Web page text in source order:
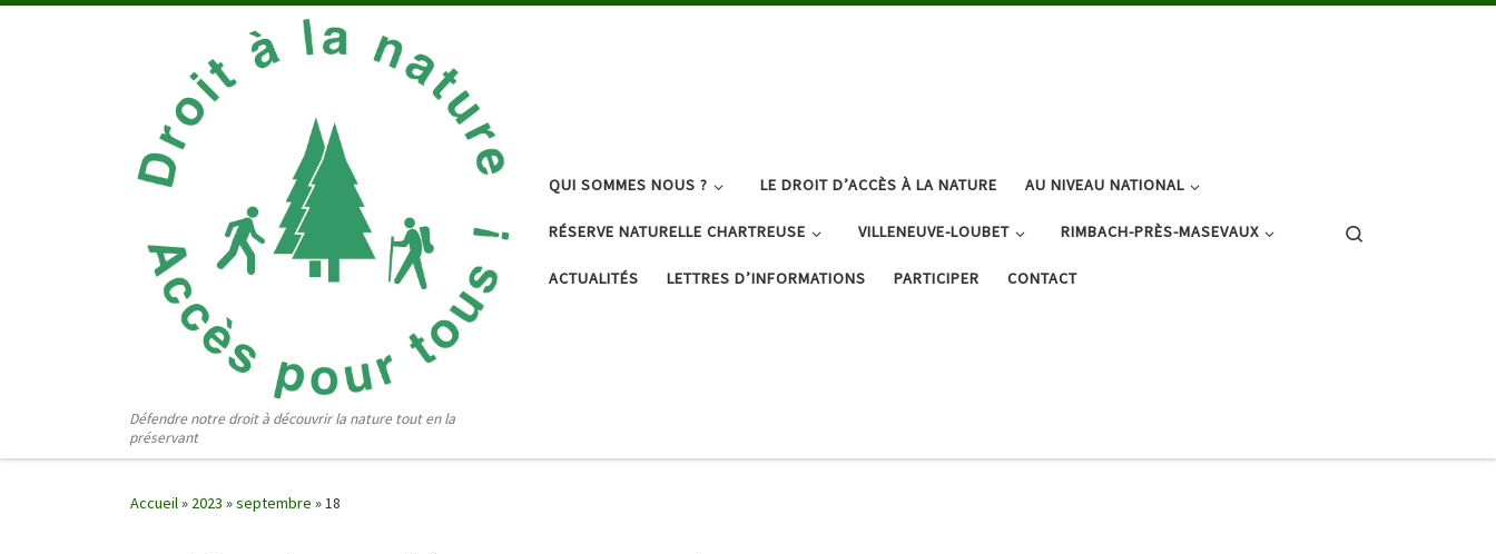
Défendre notre droit à découvrir la nature tout en la
préservant
QUI SOMMES NOUS ? LE DROIT D’ACCÈS À LA NATURE AU NIVEAU NATIONAL
RÉSERVE NATURELLE CHARTREUSE VILLENEUVE-LOUBET RIMBACH-PRÈS-MASEVAUX
ACTUALITÉS LETTRES D’INFORMATIONS PARTICIPER CONTACT
Accueil» 2023 »septembre »18